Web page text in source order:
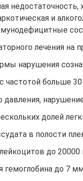
и
лечения на
нарушения
больше 30
давления,
долей
в полости
до 20000
гемоглобина до 7